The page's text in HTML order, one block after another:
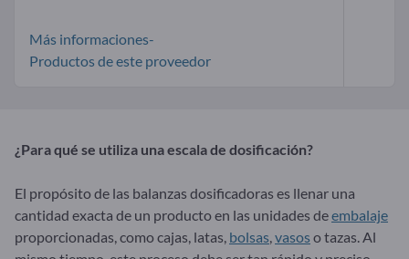
Más informaciones-
Productos de este proveedor
¿Para qué se utiliza una escala de dosificación?
El propósito de las balanzas dosificadoras es llenar una
cantidad exacta de un producto en las unidades deembalaje
proporcionadas, como cajas, latas, bolsas vasoso tazas. Al